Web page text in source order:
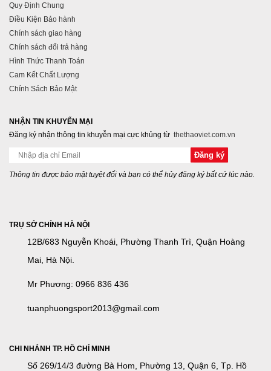
Quy Định Chung
Điều Kiện Bảo hành
Chính sách giao hàng
Chính sách đổi trả hàng
Hình Thức Thanh Toán
Cam Kết Chất Lượng
Chính Sách Bảo Mật
NHẬN TIN KHUYẾN MẠI
Đăng ký nhận thông tin khuyễn mại cực khủng từ thethaoviet.com.vn
Thông tin được bảo mật tuyệt đối và bạn có thể hủy đăng ký bất cứ lúc nào.
TRỤ SỞ CHÍNH HÀ NỘI
12B/683 Nguyễn Khoái, Phường Thanh Trì, Quận Hoàng
Mai, Hà Nội.
Mr Phương: 0966 836 436
tuanphuongsport2013@gmail.com
CHI NHÁNH TP. HỒ CHÍ MINH
Số 269/14/3 đường Bà Hom, Phường 13, Quận 6, Tp. Hồ